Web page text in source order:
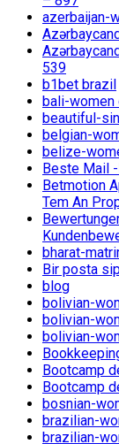
azerbaijan-
539
b1bet brazil
bali-women
beautiful-
belgian-
belize-
Beste Mail
Betmotion
Tem An
bharat-
Bir posta
blog
bolivian-
bolivian-
bolivian-
Bootcamp
Bootcamp
bosnian-
brazilian-
brazilian-